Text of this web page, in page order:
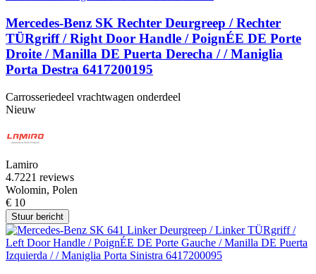
Mercedes-Benz SK Rechter Deurgreep / Rechter
TÜRgriff / Right Door Handle / PoignÉE DE Porte
Droite / Manilla DE Puerta Derecha / / Maniglia
Porta Destra 6417200195
Carrosseriedeel vrachtwagen onderdeel
Nieuw
Lamiro
4.7221 reviews
Wolomin, Polen
€ 10
Stuur bericht